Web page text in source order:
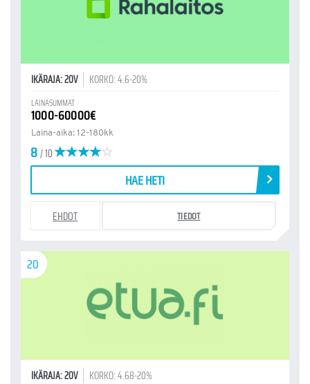
IKÄRAJA: 20V KORKO: 4.6-20%
LAINASUMMAT
1000-60000€
Laina-aika: 12-180kk
8/ 10
HAE HETI
EHDOT TIEDOT
20
IKÄRAJA: 20V KORKO: 4.68-20%